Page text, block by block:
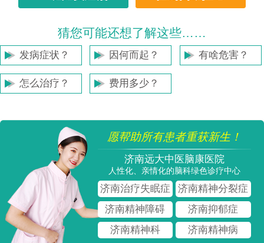
猜您可能还想了解这些……
发病症状？ 因何而起？ 有啥危害？
怎么治疗？ 费用多少？
愿帮助所有患者重获新生！
济南远大中医脑康医院
人性化、亲情化的脑科绿色诊疗中心
济南治疗失眠症
济南精神分裂症
济南精神障碍
济南抑郁症
济南精神科
济南精神病